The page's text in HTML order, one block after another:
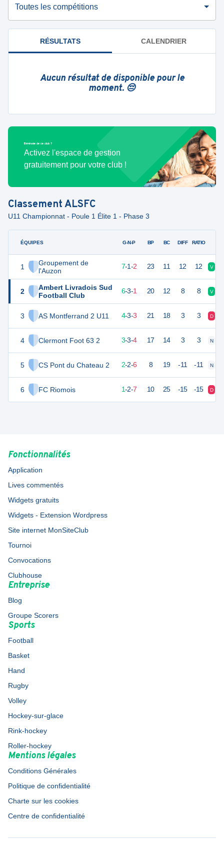
Toutes les compétitions
RÉSULTATS CALENDRIER
Aucun résultat de disponible pour le
moment. 😔
Bénévole de ce club ?
Activez l'espace de gestion
gratuitement pour votre club !
ClassementALSFC
U11 Championnat - Poule 1 Élite 1 - Phase 3
ÉQUIPES
1
Groupement de
l'Auzon
2
Ambert Livradois Sud
Football Club
3 AS Montferrand 2 U11
4 Clermont Foot 63 2
5 CS Pont du Chateau 2
6 FC Riomois
G-N-P BP BC DIFF RATIO
22 7-1-2 23 11 12 12 V
21 10 6-3-1 20 12 8 8 V
15 10 4-3-3 21 18 3 3 D
12 3-3-4 17 14 3 3 N
8 10 2-2-6 8 19 -11 -11 N
1-2-7 10 25 -15 -15 D
Fonctionnalités
Application
Lives commentés
Widgets gratuits
Widgets - Extension Wordpress
Site internet MonSiteClub
Tournoi
Convocations
Clubhouse
Entreprise
Blog
Groupe Scorers
Sports
Football
Basket
Hand
Rugby
Volley
Hockey-sur-glace
Rink-hockey
Roller-hockey
Mentions légales
Conditions Générales
Politique de confidentialité
Charte sur les cookies
Centre de confidentialité